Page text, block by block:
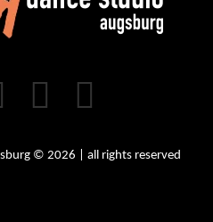
© 2026 | all rights reserved